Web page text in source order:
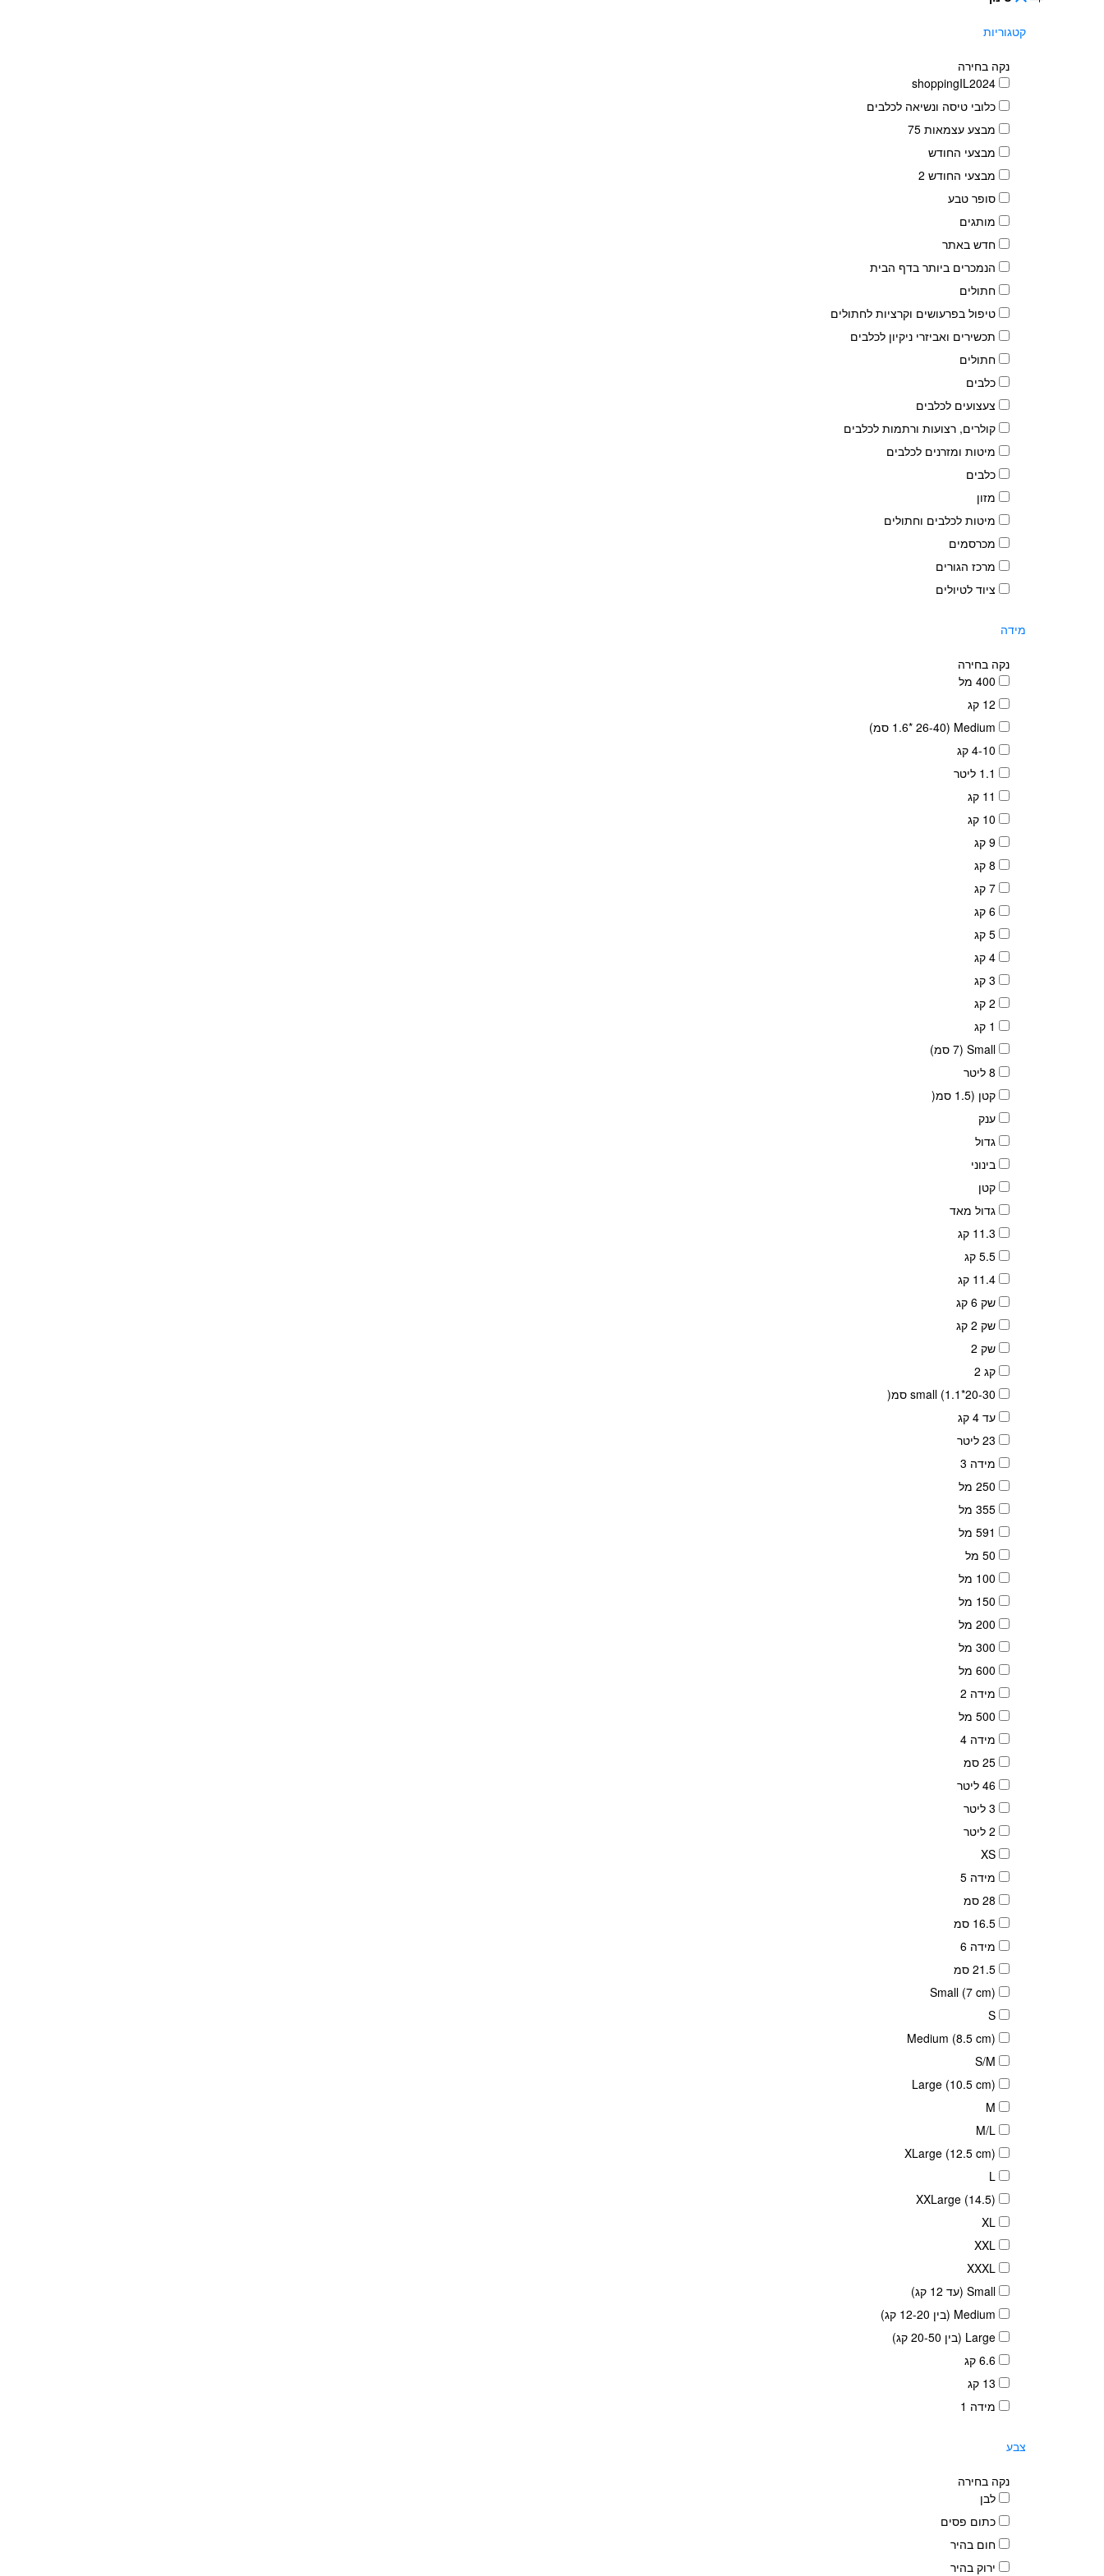
קטגוריות
נקה בחירה
shoppingIL2024
כלובי טיסה ונשיאה לכלבים
מבצע עצמאות 75
מבצעי החודש
מבצעי החודש 2
סופר טבע
מותגים
חדש באתר
הנמכרים ביותר בדף הבית
חתולים
טיפול בפרעושים וקרציות לחתולים
תכשירים ואביזרי ניקיון לכלבים
חתולים
כלבים
צעצועים לכלבים
קולרים, רצועות ורתמות לכלבים
מיטות ומזרנים לכלבים
כלבים
מזון
מיטות לכלבים וחתולים
מכרסמים
מרכז הגורים
ציוד לטיולים
מידה
נקה בחירה
400 מל
12 קג
Medium (1.6* 26-40 סמ)
4-10 קג
1.1 ליטר
11 קג
10 קג
9 קג
8 קג
7 קג
6 קג
5 קג
4 קג
3 קג
2 קג
1 קג
Small (7 סמ)
8 ליטר
קטן (1.5 סמ(
ענק
גדול
בינוני
קטן
גדול מאד
11.3 קג
5.5 קג
11.4 קג
שק 6 קג
שק 2 קג
שק 2
קג 2
small (1.1*20-30 סמ(
עד 4 קג
23 ליטר
מידה 3
250 מל
355 מל
591 מל
50 מל
100 מל
150 מל
200 מל
300 מל
600 מל
מידה 2
500 מל
מידה 4
25 סמ
46 ליטר
3 ליטר
2 ליטר
XS
מידה 5
28 סמ
16.5 סמ
מידה 6
21.5 סמ
Small (7 cm)
S
Medium (8.5 cm)
S/M
Large (10.5 cm)
M
M/L
XLarge (12.5 cm)
L
XXLarge (14.5)
XL
XXL
XXXL
Small (עד 12 קג)
Medium (בין 12-20 קג)
Large (בין 20-50 קג)
6.6 קג
13 קג
מידה 1
צבע
נקה בחירה
לבן
כתום פסים
חום בהיר
ירוק בהיר